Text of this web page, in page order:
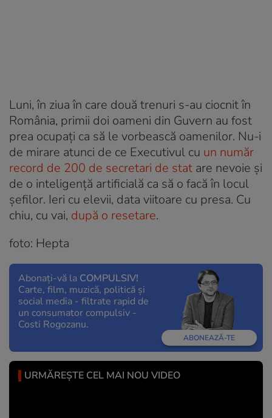
Luni, în ziua în care două trenuri s-au ciocnit în
România, primii doi oameni din Guvern au fost
prea ocupați ca să le vorbească oamenilor. Nu-i
de mirare atunci de ce Executivul cu un număr
record de 200 de secretari de stat are nevoie și
de o inteligență artificială ca să o facă în locul
șefilor. Ieri cu elevii, data viitoare cu presa. Cu
chiu, cu vai, după o resetare.
foto: Hepta
Abonați-vă la COMPULSIV!
Carte, film, muzică, politică și
social media - filtrate rapid de
un consumator compulsiv -
Costi Rogozanu.
ABONEAZĂ-TE
URMĂREȘTE CEL MAI NOU VIDEO